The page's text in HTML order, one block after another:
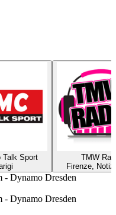
Talk Sport
TMW
Firenze,
- Dynamo Dresden
- Dynamo Dresden